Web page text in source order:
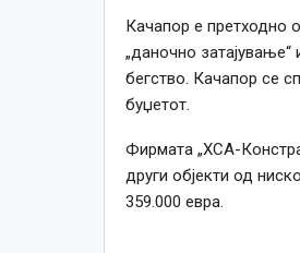
Качапор е претходно
„даночно
бегство. Качапор се
буџетот.
Фирмата „ХСА-
други објекти од
359.000 евра.